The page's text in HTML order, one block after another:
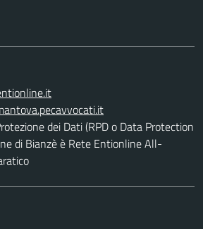
dei Dati (RPD o Data Protection
di Bianzè è Rete Entionline All-